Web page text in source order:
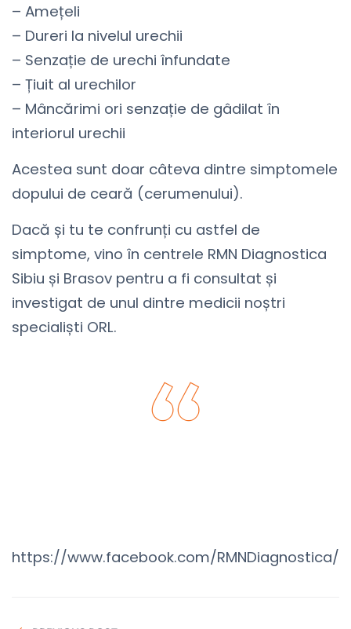
– Amețeli
– Dureri la nivelul urechii
– Senzație de urechi înfundate
– Țiuit al urechilor
– Mâncărimi ori senzație de gâdilat în
interiorul urechii
Acestea sunt doar câteva dintre simptomele
dopului de ceară (cerumenului).
Dacă și tu te confrunți cu astfel de
simptome, vino în centrele RMN Diagnostica
Sibiu și Brasov pentru a fi consultat și
investigat de unul dintre medicii noștri
specialiști ORL.
https://www.facebook.com/RMNDiagnostica/